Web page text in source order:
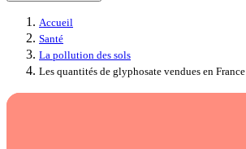
Accueil
Santé
La pollution des sols
Les quantités de glyphosate vendues en France